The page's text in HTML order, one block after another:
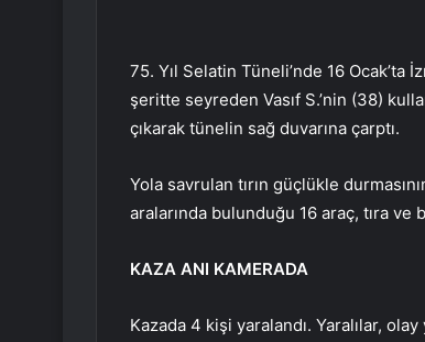
75. Yıl Selatin Tüneli’nde 16 Ocak’ta
şeritte seyreden Vasıf S.’nin (38)
çıkarak tünelin sağ duvarına çarptı.
Yola savrulan tırın güçlükle
aralarında bulunduğu 16 araç, tıra ve
KAZA ANI KAMERADA
Kazada 4 kişi yaralandı. Yaralılar,